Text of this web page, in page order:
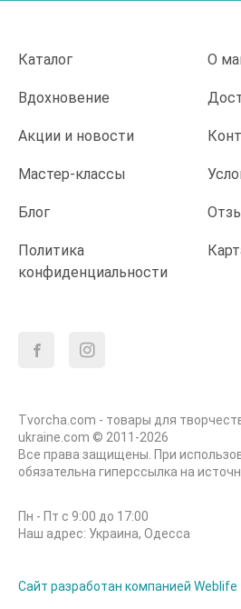
Каталог О
Вдохновение
Акции и новости
Мастер-классы
Блог
Политика
конфиденциальности
Tvorcha.com - товары для
ukraine.com © 2011-2026
Все права защищены. При
обязательна гиперссылка на
Пн - Пт с 9:00 до 17:00
Наш адрес: Украина, Одесса
Сайт разработан компанией Weblife